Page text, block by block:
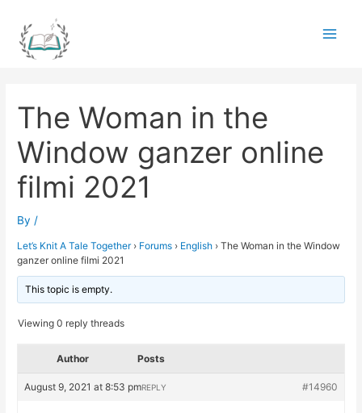
content
The Woman in the
Window ganzer online
filmi 2021
By /
Let’s Knit A Tale Together › Forums › English › The Woman in the Window
ganzer online filmi 2021
This topic is empty.
Viewing 0 reply threads
Author Posts
August 9, 2021 at 8:53 pm #14960
REPLY